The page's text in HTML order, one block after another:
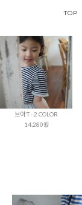
TOP
브아 T - 2 COLOR
14,280원